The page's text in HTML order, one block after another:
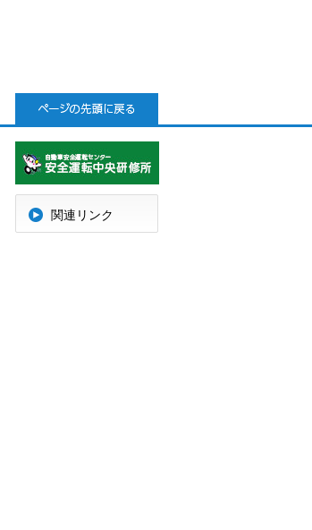
関連リンク